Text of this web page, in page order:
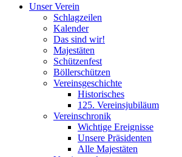
Unser Verein
Schlagzeilen
Kalender
Das sind wir!
Majestäten
Schützenfest
Böllerschützen
Vereinsgeschichte
Historisches
125. Vereinsjubiläum
Vereinschronik
Wichtige Ereignisse
Unsere Präsidenten
Alle Majestäten